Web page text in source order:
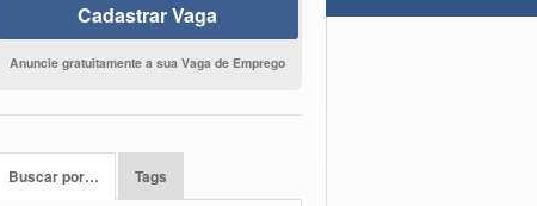
Cadastrar Vaga
Anuncie gratuitamente a sua Vaga de Emprego
Buscar por… Tags